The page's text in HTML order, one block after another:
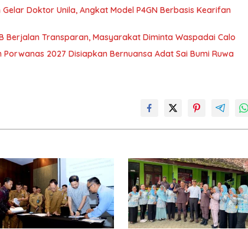
Doktor Unila, Angkat Model P4GN Berbasis Kearifan
Berjalan Transparan, Masyarakat Diminta Waspadai Calo
Porwanas 2027 Disiapkan Bernuansa Adat Sai Bumi Ruwa